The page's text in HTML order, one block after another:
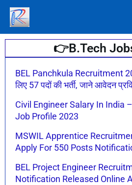
Skip
content
👉B.Tech
BEL Panchkula Recruitment
लिए 57 पदों की भर्ती, जाने आवेदन
Civil Engineer Salary In India
Job Profile 2023
MSWIL Apprentice
Apply For 550 Posts
BEL Project Engineer
Notification Released Online
Page